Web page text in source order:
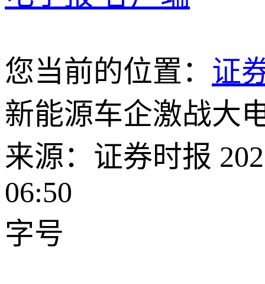
您当前的位置： 证
新能源车企激战大
来源：证券时报
06:50
字号